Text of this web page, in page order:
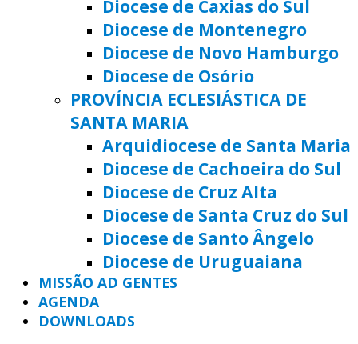
Diocese de Caxias do Sul
Diocese de Montenegro
Diocese de Novo Hamburgo
Diocese de Osório
PROVÍNCIA ECLESIÁSTICA DE
SANTA MARIA
Arquidiocese de Santa Maria
Diocese de Cachoeira do Sul
Diocese de Cruz Alta
Diocese de Santa Cruz do Sul
Diocese de Santo Ângelo
Diocese de Uruguaiana
MISSÃO AD GENTES
AGENDA
DOWNLOADS